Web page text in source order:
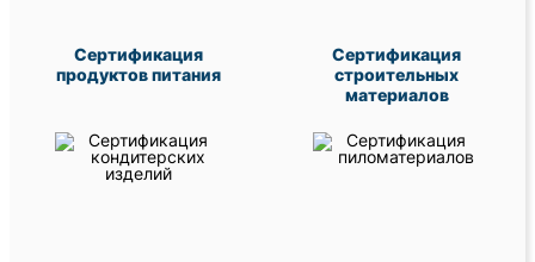
Сертификация
продуктов питания
Сертификация
строительных
материалов